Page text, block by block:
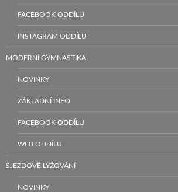
FACEBOOK ODDÍLU
INSTAGRAM ODDÍLU
MODERNÍ GYMNASTIKA
NOVINKY
ZÁKLADNÍ INFO
FACEBOOK ODDÍLU
WEB ODDÍLU
SJEZDOVÉ LYŽOVÁNÍ
NOVINKY